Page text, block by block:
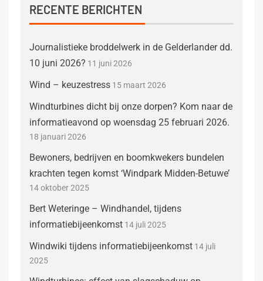
RECENTE BERICHTEN
Journalistieke broddelwerk in de Gelderlander dd.
10 juni 2026? 11 juni 2026
Wind – keuzestress 15 maart 2026
Windturbines dicht bij onze dorpen? Kom naar de
informatieavond op woensdag 25 februari 2026.
18 januari 2026
Bewoners, bedrijven en boomkwekers bundelen
krachten tegen komst ‘Windpark Midden-Betuwe’
14 oktober 2025
Bert Weteringe – Windhandel, tijdens
informatiebijeenkomst 14 juli 2025
Windwiki tijdens informatiebijeenkomst 14 juli
2025